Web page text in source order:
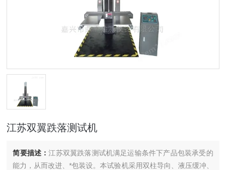
江苏双翼跌落测试机
简要描述：江苏双翼跌落测试机满足运输条件下产品包装承受的
能力，从而改进、*包装设。本试验机采用双柱导向、液压缓冲、